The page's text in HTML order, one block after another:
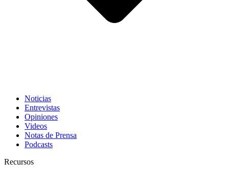
Noticias
Entrevistas
Opiniones
Videos
Notas de Prensa
Podcasts
Recursos